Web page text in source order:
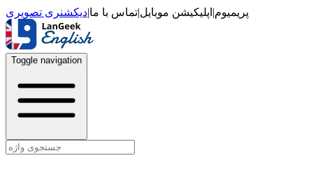
پریمیوم| اپلیکیشن موبایل|تماس با ما|دیکشنری تصویری
Toggle navigation